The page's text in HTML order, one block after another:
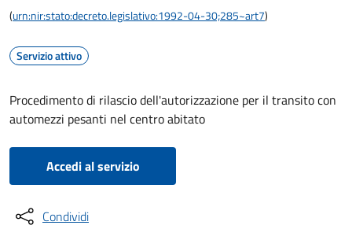
(urn:nir:stato:decreto.legislativo:1992-04-30;285~art7)
Servizio attivo
Procedimento di rilascio dell'autorizzazione per il transito con
automezzi pesanti nel centro abitato
Accedi al servizio
Condividi